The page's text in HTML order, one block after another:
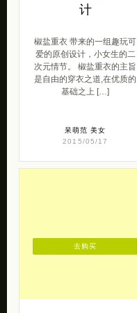
计
椒盐重衣 带来的一组趣玩可
爱的原创设计，小女生的二
次元情节。 椒盐重衣的主旨
是自由的穿衣之道,在优质的
基础之上 […]
呆萌范 美女
2015/05/17
去购买